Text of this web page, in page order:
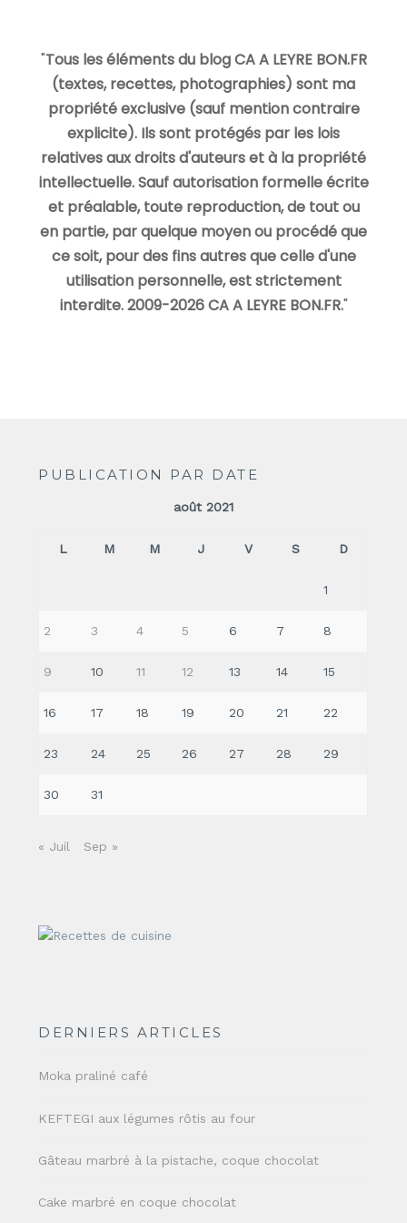
"Tous les éléments du blog CA A LEYRE BON.FR
(textes, recettes, photographies) sont ma
propriété exclusive (sauf mention contraire
explicite). Ils sont protégés par les lois
relatives aux droits d'auteurs et à la propriété
intellectuelle. Sauf autorisation formelle écrite
et préalable, toute reproduction, de tout ou
en partie, par quelque moyen ou procédé que
ce soit, pour des fins autres que celle d'une
utilisation personnelle, est strictement
interdite. 2009-2026 CA A LEYRE BON.FR."
PUBLICATION PAR DATE
août 2021
L M M J V S D
1
2 3 4 5 6 7 8
9 10 11 12 13 14 15
16 17 18 19 20 21 22
23 24 25 26 27 28 29
30 31
« Juil Sep »
DERNIERS ARTICLES
Moka praliné café
KEFTEGI aux légumes rôtis au four
Gâteau marbré à la pistache, coque chocolat
Cake marbré en coque chocolat